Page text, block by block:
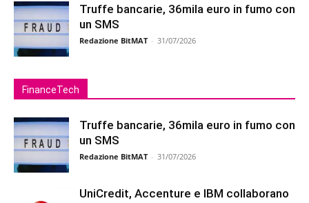
Truffe bancarie, 36mila euro in fumo con
un SMS
Redazione BitMAT - 31/07/2026
FinanceTech
Truffe bancarie, 36mila euro in fumo con
un SMS
Redazione BitMAT - 31/07/2026
UniCredit, Accenture e IBM collaborano